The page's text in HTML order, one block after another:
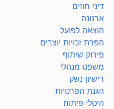
דיני חוזים
ארנונה
הוצאה לפועל
הפרת זכויות יוצרים
פירוק שיתוף
משפט מנהלי
רישיון נשק
הגנת הפרטיות
היטלי פיתוח